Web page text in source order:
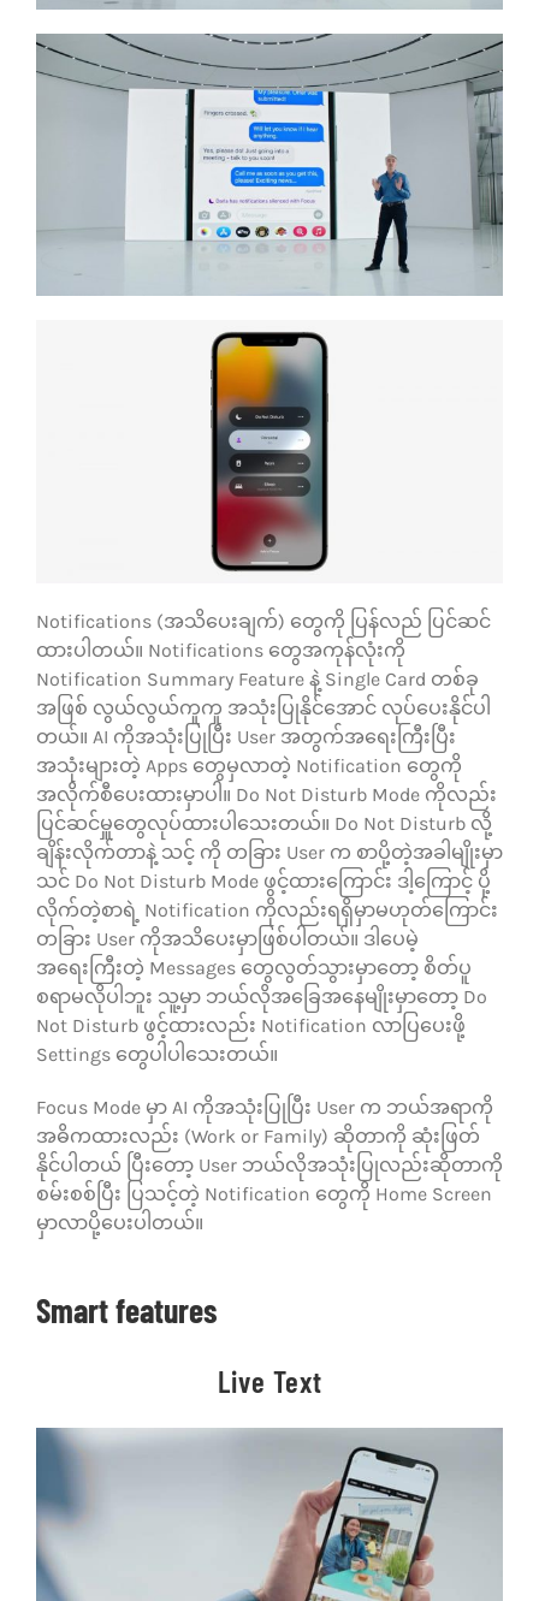
Notifications (အသိပေးချက်) တွေကို ပြန်လည် ပြင်ဆင်
ထားပါတယ်။ Notifications တွေအကုန်လုံးကို
Notification Summary Feature နဲ့ Single Card တစ်ခု
အဖြစ် လွယ်လွယ်ကူကူ အသုံးပြုနိုင်အောင် လုပ်ပေးနိုင်ပါ
တယ်။ AI ကိုအသုံးပြုပြီး User အတွက်အရေးကြီးပြီး
အသုံးများတဲ့ Apps တွေမှလာတဲ့ Notification တွေကို
အလိုက်စီပေးထားမှာပါ။ Do Not Disturb Mode ကိုလည်း
ပြင်ဆင်မှူတွေလုပ်ထားပါသေးတယ်။ Do Not Disturb လို့
ချိန်းလိုက်တာနဲ့ သင့် ကို တခြား User က စာပို့တဲ့အခါမျိုးမှာ
သင် Do Not Disturb Mode ဖွင့်ထားကြောင်း ဒါ့ကြောင့် ပို့
လိုက်တဲ့စာရဲ့ Notification ကိုလည်းရရှိမှာမဟုတ်ကြောင်း
တခြား User ကိုအသိပေးမှာဖြစ်ပါတယ်။ ဒါပေမဲ့
အရေးကြီးတဲ့ Messages တွေလွတ်သွားမှာတော့ စိတ်ပူ
စရာမလိုပါဘူး သူ့မှာ ဘယ်လိုအခြေအနေမျိုးမှာတော့ Do
Not Disturb ဖွင့်ထားလည်း Notification လာပြပေးဖို့
Settings တွေပါပါသေးတယ်။
Focus Mode မှာ AI ကိုအသုံးပြုပြီး User က ဘယ်အရာကို
အဓိကထားလည်း (Work or Family) ဆိုတာကို ဆုံးဖြတ်
နိုင်ပါတယ် ပြီးတော့ User ဘယ်လိုအသုံးပြုလည်းဆိုတာကို
စမ်းစစ်ပြီး ပြသင့်တဲ့ Notification တွေကို Home Screen
မှာလာပို့ပေးပါတယ်။
Smart features
Live Text